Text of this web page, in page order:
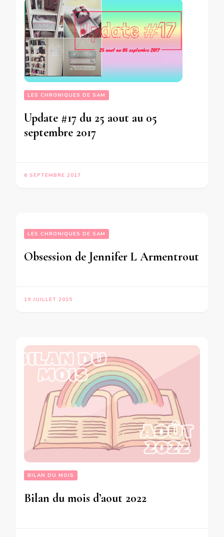
LES CHRONIQUES DE SAM
Update #17 du 25 aout au 05
septembre 2017
6 SEPTEMBRE 2017
LES CHRONIQUES DE SAM
Obsession de Jennifer L Armentrout
19 JUILLET 2015
BILAN DU MOIS
Bilan du mois d’aout 2022